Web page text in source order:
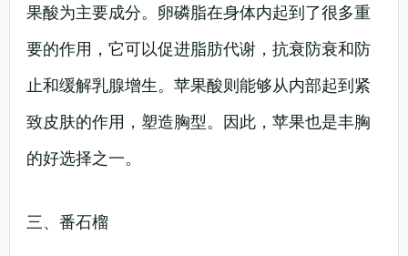
果酸为主要成分。卵磷脂在身体内起到了很多重
要的作用，它可以促进脂肪代谢，抗衰防衰和防
止和缓解乳腺增生。苹果酸则能够从内部起到紧
致皮肤的作用，塑造胸型。因此，苹果也是丰胸
的好选择之一。
三、番石榴